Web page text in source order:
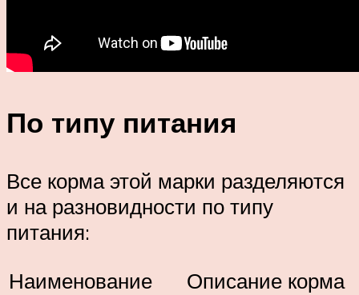
По типу питания
Все корма этой марки разделяются
и на разновидности по типу
питания:
Наименование
Описание корма